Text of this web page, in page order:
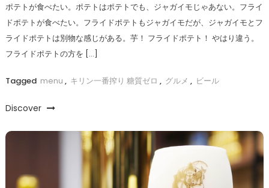
ポテトが食べたい。ポテトはポテトでも、ジャガイモじゃあない。フライ
ドポテトが食べたい。フライドポテトもジャガイモだが、ジャガイモとフ
ライドポテトは別物な感じがある。芋！ フライドポテト！ やはり違う。
フライドポテトの方を […]
Tagged menu , キリン一番搾り 糖質ゼロ , グルメ , ビール
Discover